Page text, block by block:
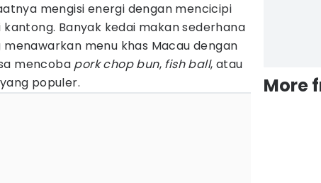
mengisi energi dengan mencicipi
Banyak kedai makan sederhana
menu khas Macau dengan
mencoba pork chop bun, fish ball, atau
populer.
More